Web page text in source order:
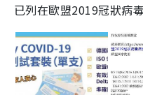
已列在歐盟2019冠狀病